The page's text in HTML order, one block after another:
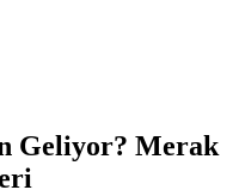
Geliyor? Merak